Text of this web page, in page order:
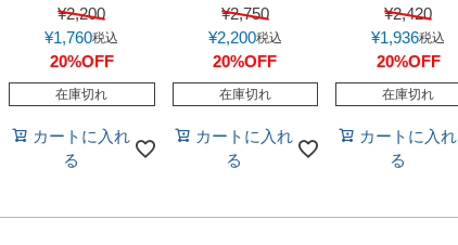
¥2,200
¥1,760税込
20%OFF
在庫切れ
カートに入れ
る
¥2,750
¥2,200税込
20%OFF
在庫切れ
カートに入れ
る
¥2,420
¥1,936税込
20%OFF
在庫切れ
カートに入れ
る